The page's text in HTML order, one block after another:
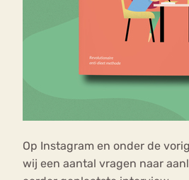
Op Instagram en onder de
wij een aantal vragen naar